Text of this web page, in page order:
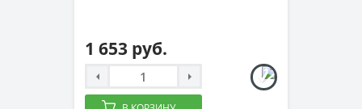
1 653 руб.